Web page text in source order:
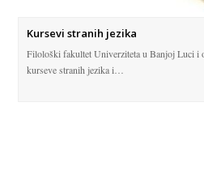
Kursevi stranih jezika
Filološki fakultet Univerziteta u Banjoj Luci i
kurseve stranih jezika i…